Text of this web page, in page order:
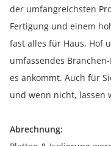
der umfangreichsten
Fertigung und einem
fast alles für Haus, Hof
umfassendes
es ankommt. Auch für
und wenn nicht, lassen
Abrechnung: